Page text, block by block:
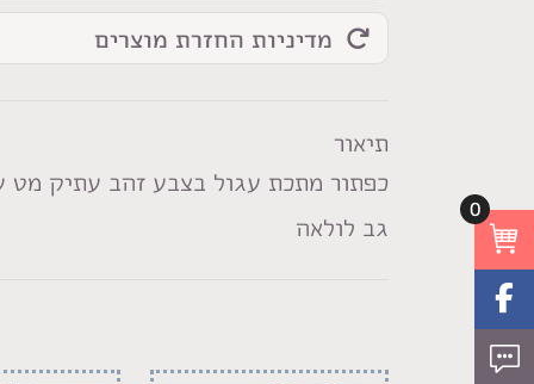
מדיניות החזרת מוצרים
זהב
עתיק
תיאור
כפתור מתכת עגול בצבע זהב עתיק
גב לולאה
0